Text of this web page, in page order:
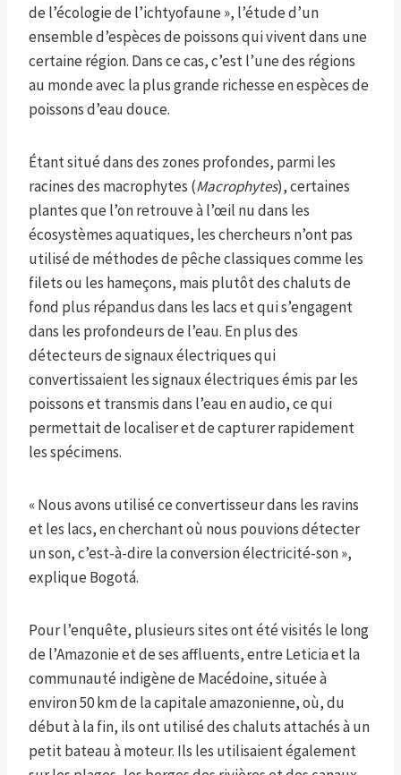
de l’écologie de l’ichtyofaune », l’étude d’un
ensemble d’espèces de poissons qui vivent dans une
certaine région. Dans ce cas, c’est l’une des régions
au monde avec la plus grande richesse en espèces de
poissons d’eau douce.
Étant situé dans des zones profondes, parmi les
racines des macrophytes (Macrophytes), certaines
plantes que l’on retrouve à l’œil nu dans les
écosystèmes aquatiques, les chercheurs n’ont pas
utilisé de méthodes de pêche classiques comme les
filets ou les hameçons, mais plutôt des chaluts de
fond plus répandus dans les lacs et qui s’engagent
dans les profondeurs de l’eau. En plus des
détecteurs de signaux électriques qui
convertissaient les signaux électriques émis par les
poissons et transmis dans l’eau en audio, ce qui
permettait de localiser et de capturer rapidement
les spécimens.
« Nous avons utilisé ce convertisseur dans les ravins
et les lacs, en cherchant où nous pouvions détecter
un son, c’est-à-dire la conversion électricité-son »,
explique Bogotá.
Pour l’enquête, plusieurs sites ont été visités le long
de l’Amazonie et de ses affluents, entre Leticia et la
communauté indigène de Macédoine, située à
environ 50 km de la capitale amazonienne, où, du
début à la fin, ils ont utilisé des chaluts attachés à un
petit bateau à moteur. Ils les utilisaient également